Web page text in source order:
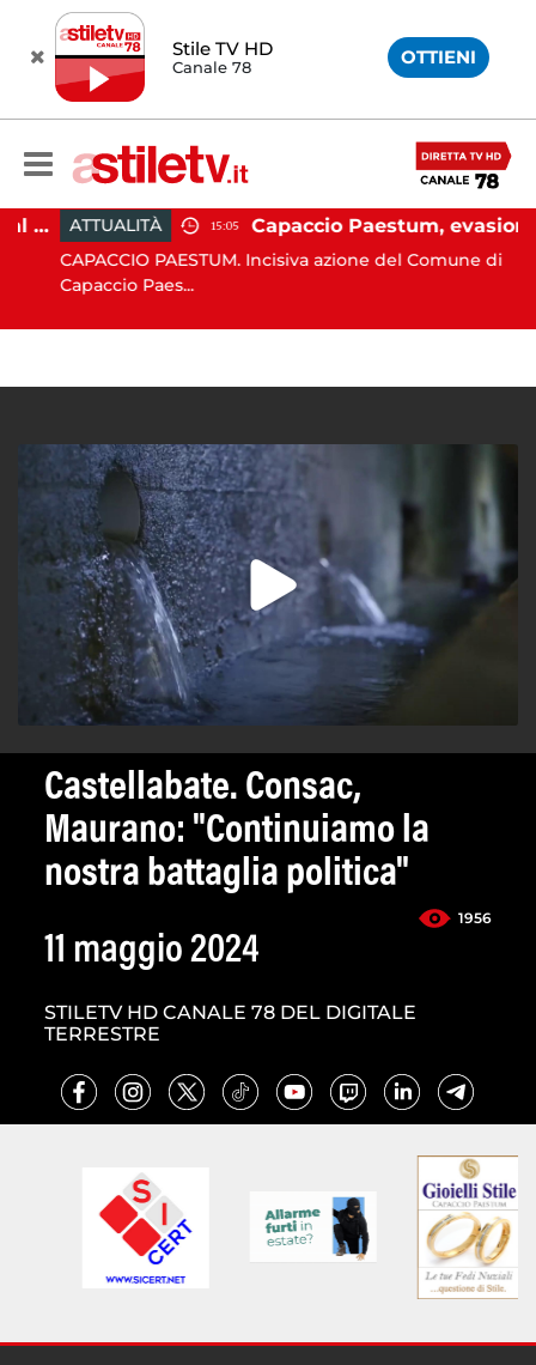
Stile TV HD
Canale 78 OTTIENI
Paestum, Codacons scrive al ministro Giuli: "Rilanciare scavi dell'Anfiteatro nell'area archeologica" ATTUALITÀ 15:05 Capaccio Paestum, evasione tassa di soggiorno: scoperte 49 strutture fantasma, elevate 132 sanzioni
CAPACCIO PAESTUM. Incisiva azione del Comune di
Capaccio Paes...
Castellabate. Consac,
Maurano: "Continuiamo la
nostra battaglia politica"
1956
11 maggio 2024
STILETV HD CANALE 78 DEL DIGITALE
TERRESTRE